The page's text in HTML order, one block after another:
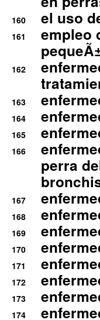
160 el uso
161
empleo
162
163
164
165
166
perra
167
168
169
170
171
172
173
174